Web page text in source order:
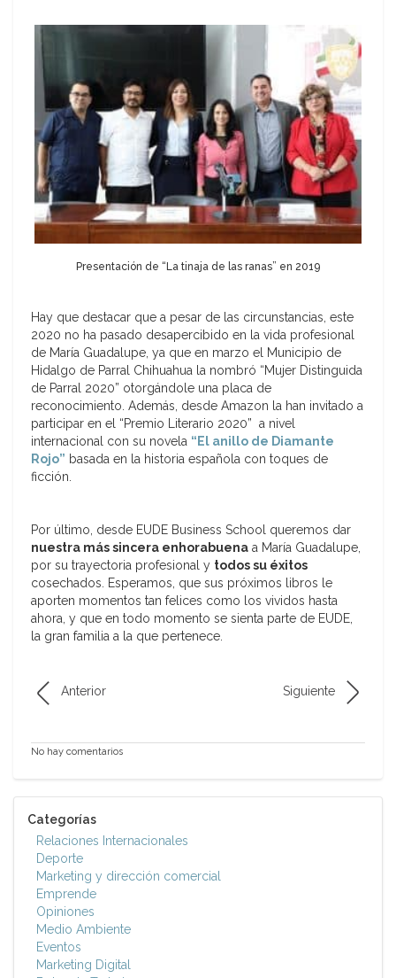
Presentación de “La tinaja de las ranas” en 2019
Hay que destacar que a pesar de las circunstancias, este
2020 no ha pasado desapercibido en la vida profesional
de María Guadalupe, ya que en marzo el Municipio de
Hidalgo de Parral Chihuahua la nombró “Mujer Distinguida
de Parral 2020” otorgándole una placa de
reconocimiento. Además, desde Amazon la han invitado a
participar en el “Premio Literario 2020” a nivel
internacional con su novela “El anillo de Diamante
Rojo” basada en la historia española con toques de
ficción.
Por último, desde EUDE Business School queremos dar
nuestra más sincera enhorabuena a María Guadalupe,
por su trayectoria profesional y todos su éxitos
cosechados. Esperamos, que sus próximos libros le
aporten momentos tan felices como los vividos hasta
ahora, y que en todo momento se sienta parte de EUDE,
la gran familia a la que pertenece.
Anterior Siguiente
No hay comentarios
Categorías
Relaciones Internacionales
Deporte
Marketing y dirección comercial
Emprende
Opiniones
Medio Ambiente
Eventos
Marketing Digital